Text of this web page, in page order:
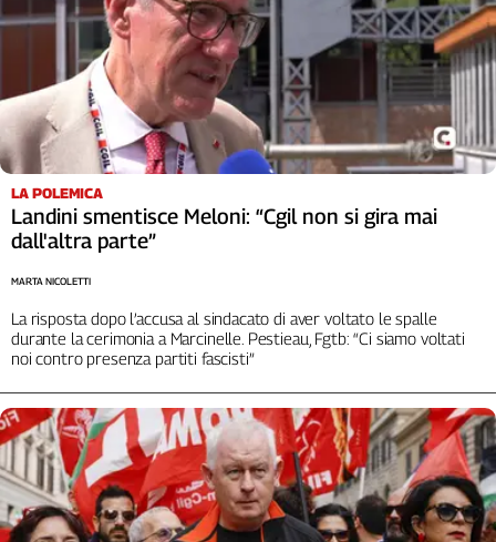
Liguria
Piemonte
Puglia
Sardegna
Sicilia
Toscana
Trentino
D'Aosta
Veneto
Archivio
Storico
1955-
2014
Cerca
LA POLEMICA
Landini smentisce Meloni: “Cgil non si gira mai
dall'altra parte”
La risposta dopo l’accusa al sindacato di aver voltato le spalle
durante la cerimonia a Marcinelle. Pestieau, Fgtb: “Ci siamo voltati
noi contro presenza partiti fascisti”
MARTA NICOLETTI